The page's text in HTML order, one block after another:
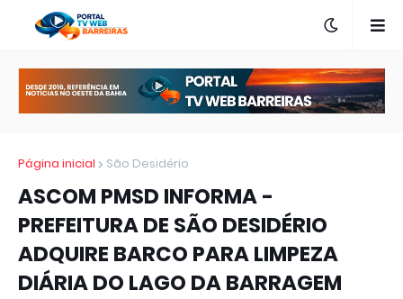
Página inicial São Desidério
ASCOM PMSD INFORMA -
PREFEITURA DE SÃO DESIDÉRIO
ADQUIRE BARCO PARA LIMPEZA
DIÁRIA DO LAGO DA BARRAGEM